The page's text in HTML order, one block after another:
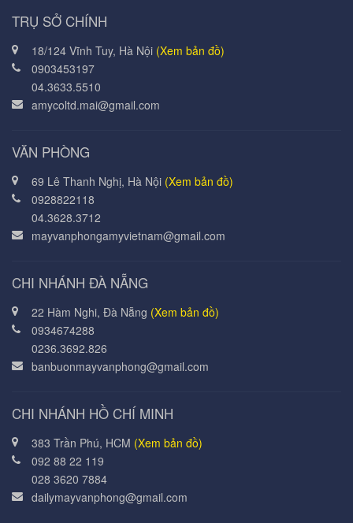
TRỤ SỞ CHÍNH
18/124 Vĩnh Tuy, Hà Nội (Xem bản đồ)
0903453197
04.3633.5510
amycoltd.mai@gmail.com
VĂN PHÒNG
69 Lê Thanh Nghị, Hà Nội (Xem bản đồ)
0928822118
04.3628.3712
mayvanphongamyvietnam@gmail.com
CHI NHÁNH ĐÀ NẴNG
22 Hàm Nghi, Đà Nẵng (Xem bản đồ)
0934674288
0236.3692.826
banbuonmayvanphong@gmail.com
CHI NHÁNH HỒ CHÍ MINH
383 Trần Phú, HCM (Xem bản đồ)
092 88 22 119
028 3620 7884
dailymayvanphong@gmail.com